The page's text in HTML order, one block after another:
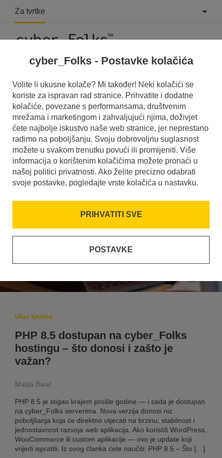
Za tvrtke
Ulaz tjedna
PHP 8.5 dostupan na cyber_Folks
hostingu – što donosi i zašto je
važan?
Matija Barić
PHP 8.5 je stigao krajem prošle godine — i sada je dostupan
na cyber_Folks serverima. Nova verzija donosi niz
poboljšanja koja će direktno utjecati na brzinu, stabilnost i
jednostavnost razvoja web aplikacija. Ako koristiš WordPress,
WooCommerce ili custom aplikacije — ovo je update koji
vrijedi ispratiti. Iz ovog članka ćete naučiti: PHP 8.5 – Što […]
cyber_Folks - Postavke kolačića
Volite li ukusne kolače? Mi također! Neki kolačići se
koriste za ispravan rad stranice. Prihvatite i dodatne
kolačiće, povezane s performansama, društvenim
mrežama i marketingom i zahvaljujući njima, doživjet
ćete najbolje iskustvo naše web stranice, jer neprestano
radimo na poboljšanju. Svoju dobrovoljnu suglasnost
možete u svakom trenutku povući ili promijeniti. Više
informacija o korištenim kolačićima možete pronaći u
našoj politici privatnosti. Ako želite precizno odabrati
svoje postavke, pogledajte vrste kolačića u nastavku.
PRIHVATITI SVE
POSTAVKE